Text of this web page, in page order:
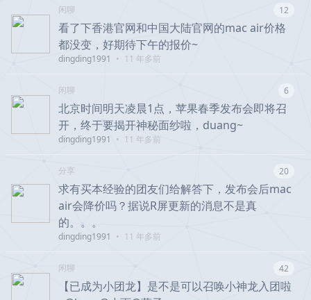
闲聊 12
看了下香港官网和中国大陆官网的mac air价格
都没变，好期待下午的报价~
dingding1991 • 11 年多前
闲聊 6
北京时间明天凌晨1点，苹果春季发布会即将召
开，终于要揭开神秘面纱啦，duang~
dingding1991 • 11 年多前
分享 20
求有买本经验的团友们给解答下，发布会后mac
air会降价吗？据说R屏更新的消息不是真
的。。。
dingding1991 • 11 年多前
闲聊 42
【已成为小团龙】是不是可以召唤小神龙入团啦